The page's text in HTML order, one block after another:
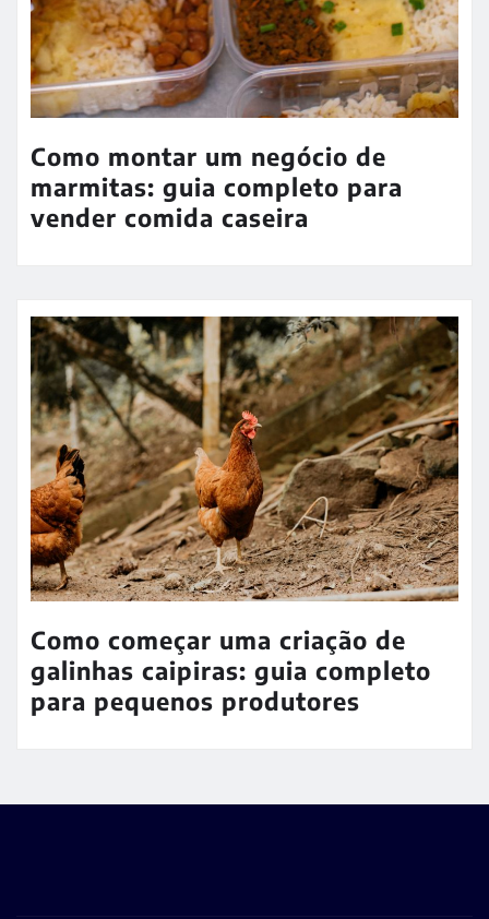
Como montar um negócio de
marmitas: guia completo para
vender comida caseira
Como começar uma criação de
galinhas caipiras: guia completo
para pequenos produtores